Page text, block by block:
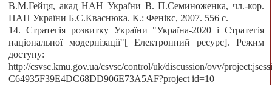
В.М.Гейця, акад НАН України В. П.Семиноженка, чл.-кор.
НАН України Б.Є.Кваснюка. К.: Фенікс, 2007. 556 c.
14. Стратегія розвитку України "Україна-2020 і Стратегія
національної модернізації"[ Електронний ресурс]. Режим
доступу:
http://csvsc.kmu.gov.ua/csvsc/control/uk/discussion/ovv/
C64935F39E4DC68DD906E73A5AF?рroject id=10